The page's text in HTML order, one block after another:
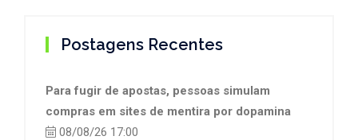
Postagens Recentes
Para fugir de apostas, pessoas simulam
compras em sites de mentira por dopamina
08/08/26 17:00